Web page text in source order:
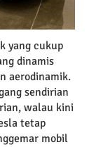
yang cukup
dinamis
aerodinamik.
sendirian
walau kini
tetap
mobil